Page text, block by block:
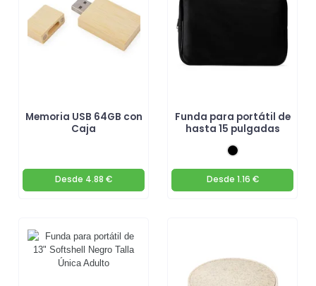
Memoria USB 64GB con
Caja
Desde 4.88 €
Funda para portátil de
hasta 15 pulgadas
Desde 1.16 €